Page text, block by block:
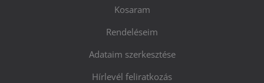
Kosaram
Rendeléseim
Adataim szerkesztése
Hírlevél feliratkozás